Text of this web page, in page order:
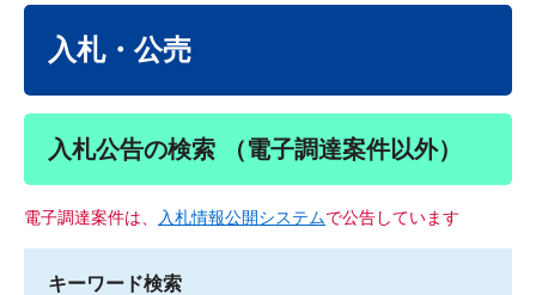
入札・公売
入札公告の検索 （電子調達案件以外）
電子調達案件は、 入札情報公開システムで公告しています
キーワード検索